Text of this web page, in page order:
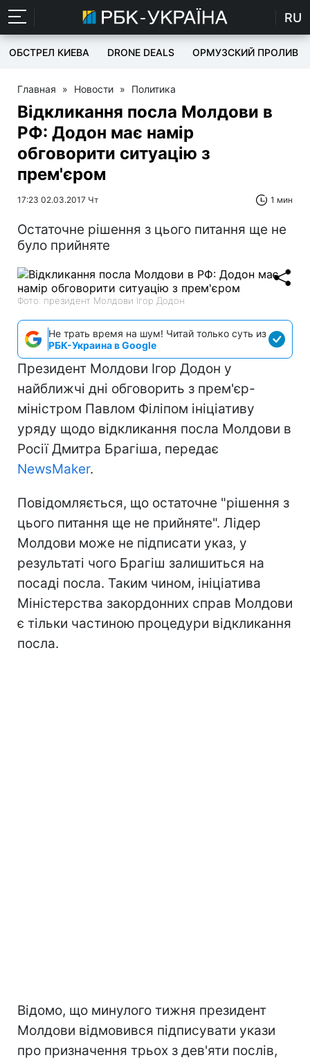
RU
ОБСТРЕЛ КИЕВА DRONE DEALS ОРМУЗСКИЙ ПРОЛИВ
Главная » Новости » Политика
Відкликання посла Молдови в
РФ: Додон має намір
обговорити ситуацію з
прем'єром
17:23 02.03.2017 Чт 1 мин
Остаточне рішення з цього питання ще не
було прийняте
Фото: президент Молдови Ігор Додон
Не трать время на шум! Читай только суть из
РБК-Украина в Google
Президент Молдови Ігор Додон у
найближчі дні обговорить з прем'єр-
міністром Павлом Філіпом ініціативу
уряду щодо відкликання посла Молдови в
Росії Дмитра Брагіша, передає
NewsMaker.
Повідомляється, що остаточне "рішення з
цього питання ще не прийняте". Лідер
Молдови може не підписати указ, у
результаті чого Брагіш залишиться на
посаді посла. Таким чином, ініціатива
Міністерства закордонних справ Молдови
є тільки частиною процедури відкликання
посла.
Відомо, що минулого тижня президент
Молдови відмовився підписувати укази
про призначення трьох з дев'яти послів,